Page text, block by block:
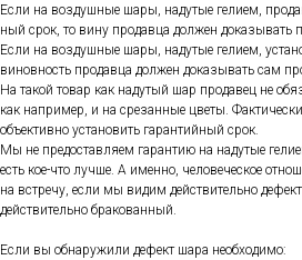
Ес­ли на воз­душные ша­ры, на­дутые ге­ли­ем,
ный срок, то ви­ну про­дав­ца дол­жен до­казы­вать
Ес­ли на воз­душные ша­ры, на­дутые ге­ли­ем,
винов­ность про­дав­ца дол­жен до­казы­вать сам
На та­кой то­вар как на­дутый шар про­давец не
как нап­ри­мер, и на сре­зан­ные цве­ты.
объ­ек­тивно ус­та­новить га­ран­тий­ный срок.
Мы не пре­дос­тавля­ем га­ран­тию на на­дутые
есть кое-что луч­ше. А имен­но, че­лове­чес­кое
на встре­чу, ес­ли мы ви­дим дей­стви­тель­но
дей­стви­тель­но бра­кован­ный.
Ес­ли вы об­на­ружи­ли де­фект ша­ра не­об­хо­димо: